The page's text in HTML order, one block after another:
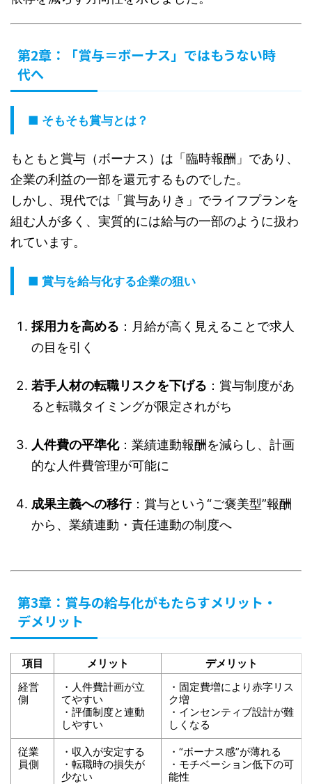
第2章：「賞与＝ボーナス」ではもうない時
代へ
■ そもそも賞与とは？
もともと賞与（ボーナス）は「臨時報酬」であり、
企業の利益の一部を還元するものでした。
しかし、現代では「賞与ありき」でライフプランを
組む人が多く、実質的には給与の一部のように扱わ
れています。
■ 賞与を給与化する企業の狙い
採用力を高める ：月給が高く見えることで求人
の目を引く
若手人材の転職リスクを下げる ：賞与制度があ
ると転職タイミングが限定されがち
人件費の平準化：業績連動報酬を減らし、計画
的な人件費管理が可能に
成果主義への移行：賞与という“ご褒美型”報酬
から、業績連動・責任連動の制度へ
第3章：賞与の給与化がもたらすメリット・
デメリット
項目 メリット
デメリット
経営
側
・人件費計画が立
てやすい
・評価制度と連動
しやすい
・固定費増により赤字リス
ク増
・インセンティブ設計が難
しくなる
従業
員側
・収入が安定する
・転職時の損失が
少ない
・“ボーナス感”が薄れる
・モチベーション低下の可
能性